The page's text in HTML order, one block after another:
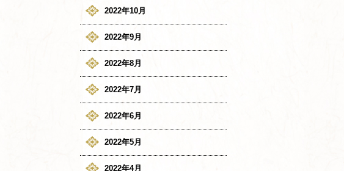
2022年10月
2022年9月
2022年8月
2022年7月
2022年6月
2022年5月
2022年4月